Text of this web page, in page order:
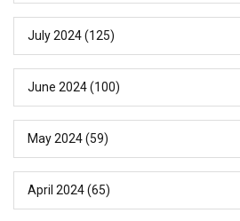
July 2024(125)
June 2024(100)
May 2024(59)
April 2024(65)